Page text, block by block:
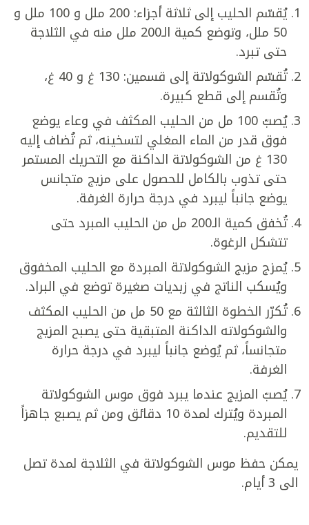
يُقسّم الحليب إلى ثلاثة أجزاء: 200 ملل و 100 ملل و
50 ملل، وتوضع كمية الـ200 ملل منه في الثلاجة
حتى تبرد.
تُقسّم الشوكولاتة إلى قسمين: 130 غ و 40 غ،
وتُقسم إلى قطع كبيرة.
يُصبّ 100 مل من الحليب المكثف في وعاء يوضع
فوق قدر من الماء المغلي لتسخينه، ثم تُضاف إليه
130 غ من الشوكولاتة الداكنة مع التحريك المستمر
حتى تذوب بالكامل للحصول على مزيج متجانس
يوضع جانباً ليبرد في درجة حرارة الغرفة.
تُخفق كمية الـ200 مل من الحليب المبرد حتى
تتشكل الرغوة.
يُمزج مزيج الشوكولاتة المبردة مع الحليب المخفوق
ويُسكب الناتج في زبديات صغيرة توضع في البراد.
تُكرّر الخطوة الثالثة مع 50 مل من الحليب المكثف
والشوكولاته الداكنة المتبقية حتى يصبح المزيج
متجانساً، ثم يُوضع جانباً ليبرد في درجة حرارة
الغرفة.
يُصبّ المزيج عندما يبرد فوق موس الشوكولاتة
المبردة ويُترك لمدة 10 دقائق ومن ثم يصبع جاهزاً
للتقديم.
يمكن حفظ موس الشوكولاتة في الثلاجة لمدة تصل
الى 3 أيام.